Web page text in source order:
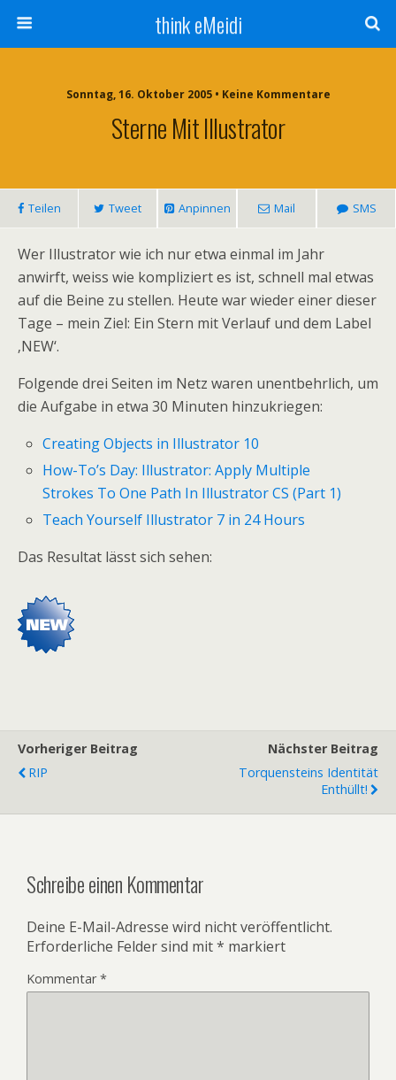
think eMeidi
Sonntag, 16. Oktober 2005 • Keine Kommentare
Sterne Mit Illustrator
Teilen Tweet Anpinnen Mail SMS
Wer Illustrator wie ich nur etwa einmal im Jahr
anwirft, weiss wie kompliziert es ist, schnell mal etwas
auf die Beine zu stellen. Heute war wieder einer dieser
Tage – mein Ziel: Ein Stern mit Verlauf und dem Label
‚NEW‘.
Folgende drei Seiten im Netz waren unentbehrlich, um
die Aufgabe in etwa 30 Minuten hinzukriegen:
Creating Objects in Illustrator 10
How-To’s Day: Illustrator: Apply Multiple
Strokes To One Path In Illustrator CS (Part 1)
Teach Yourself Illustrator 7 in 24 Hours
Das Resultat lässt sich sehen:
Vorheriger Beitrag
RIP
Nächster Beitrag
Torquensteins Identität
Enthüllt!
Schreibe einen Kommentar
Deine E-Mail-Adresse wird nicht veröffentlicht.
Erforderliche Felder sind mit* markiert
Kommentar*